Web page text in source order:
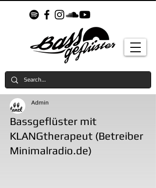
Bassgeflüster mit
KLANGtherapeut (Betreiber
Minimalradio.de)
Admin